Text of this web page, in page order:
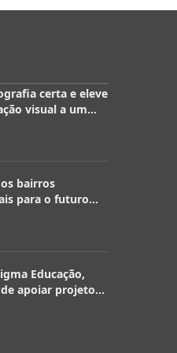
certa e eleve
visual a um
bairros
para o futuro
Educação,
apoiar projetos
na escola